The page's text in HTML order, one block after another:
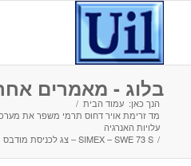
בלוג - מאמרים
הנך כאן: עמוד הבית /
מד זרימת אויר דחוס תרמי משפר את
עלויות האנרגיה
/ SIMEX – SWE 73 S – צג לכניסת מודבס